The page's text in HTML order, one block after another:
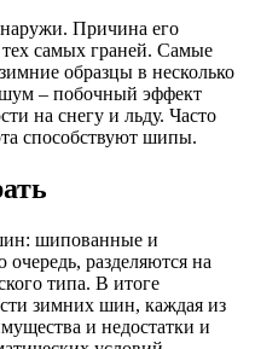
Причина его
самых граней. Самые
образцы в несколько
– побочный эффект
на снегу и льду. Часто
способствуют шипы.
шипованные и
разделяются на
типа. В итоге
зимних шин, каждая из
и недостатки и